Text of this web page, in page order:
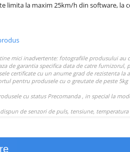
limita la maxim 25km/h din software, la